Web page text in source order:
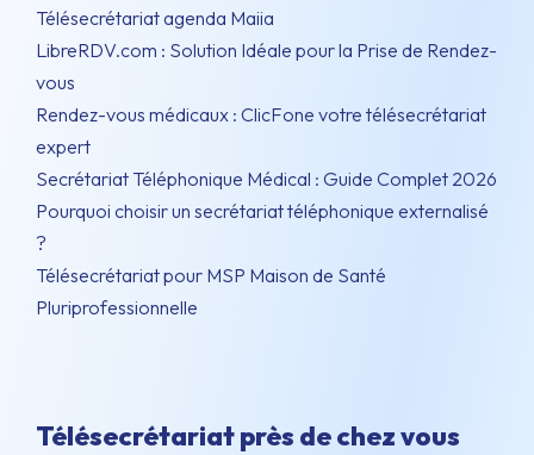
Télésecrétariat agenda Maiia
LibreRDV.com : Solution Idéale pour la Prise de Rendez-
vous
Rendez-vous médicaux : ClicFone votre télésecrétariat
expert
Secrétariat Téléphonique Médical : Guide Complet 2026
Pourquoi choisir un secrétariat téléphonique externalisé
?
Télésecrétariat pour MSP Maison de Santé
Pluriprofessionnelle
Télésecrétariat près de chez vous